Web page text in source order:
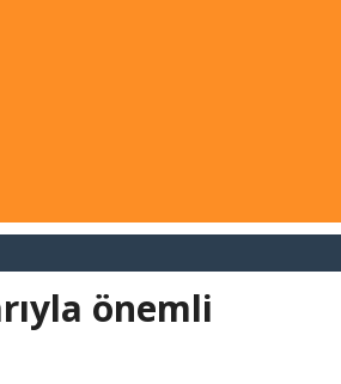
önemli